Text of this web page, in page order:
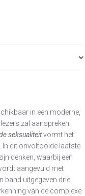
in een moderne,
zal aanspreken.
seksualiteitvormt het
In dit onvoltooide laatste
denken, waarbij een
aangevuld met
band uitgegeven drie
van de complexe